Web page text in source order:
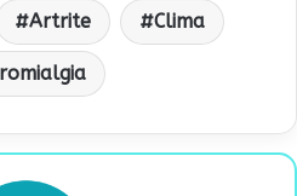
Artrite Clima